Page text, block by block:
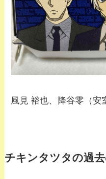
風見 裕也、降谷零（安
チキンタツタの過